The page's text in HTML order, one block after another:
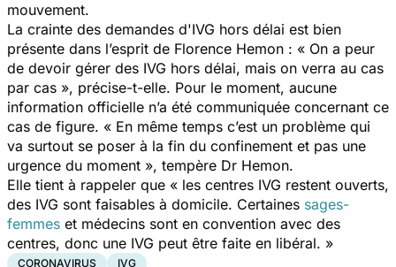
mouvement.
La crainte des demandes d'IVG hors délai est bien
présente dans l’esprit de Florence Hemon : « On a peur
de devoir gérer des IVG hors délai, mais on verra au cas
par cas », précise-t-elle. Pour le moment, aucune
information officielle n’a été communiquée concernant ce
cas de figure. « En même temps c’est un problème qui
va surtout se poser à la fin du confinement et pas une
urgence du moment », tempère Dr Hemon.
Elle tient à rappeler que « les centres IVG restent ouverts,
des IVG sont faisables à domicile. Certaines sages-
femmes et médecins sont en convention avec des
centres, donc une IVG peut être faite en libéral. »
CORONAVIRUS IVG